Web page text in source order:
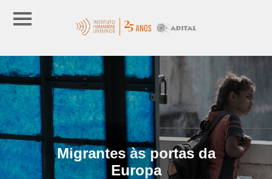
Migrantes às portas da
Europa